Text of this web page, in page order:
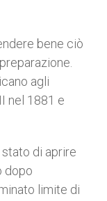
bene ciò
agli
nel 1881 e
di aprire
dopo
limite di